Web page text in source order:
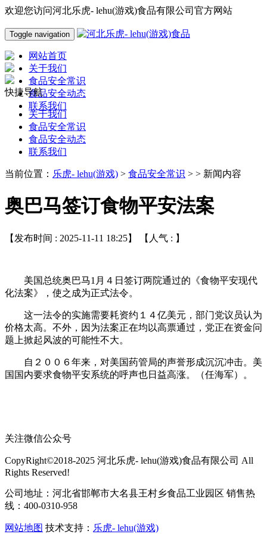
欢迎您访问河北乐虎- lehu(游戏)食品有限公司官方网站
Toggle navigation
网站首页
关于我们
食品安全常识
食品安全动态
联系我们
快捷导航
关于我们
食品安全常识
食品安全动态
联系我们
当前位置： 乐虎- lehu(游戏) > 食品安全常识 > > 新闻内容
奥巴马签订食物平安法案
【发布时间 : 2025-11-11 18:25】 【人气 : 】
美国总统奥巴马1月４日签订两院通过的《食物平安现代
化法案》，使之成为正式法令。
这一法令的实施需要耗资约１４亿美元，部门党议员认为
价格太高。不外，因为法案正在均以高票通过，党正在资金问
题上掀起风波的可能性不大。
自２００６年来，对美国药管局的声誉形成沉沉冲击。美
国国内要求食物平安系统的呼声也日益高涨。（任海军）。
关注微信公众号
CopyRight©2018-2025 河北乐虎- lehu(游戏)食品有限公司 All
Rights Reserved!
公司地址：河北省邯郸市大名县王村乡食品工业园区 销售热
线：400-0310-958
网站地图 技术支持： 乐虎- lehu(游戏)